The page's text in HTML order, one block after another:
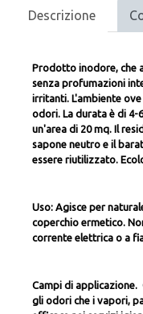
Descrizione
Prodotto inodore, che
senza profumazioni
irritanti. L'ambiente
odori. La durata è di 4-
un'area di 20 mq. Il
sapone neutro e il
essere riutilizzato.
Uso: Agisce per
coperchio ermetico.
corrente elettrica o a
Campi di applicazione.
gli odori che i vapori,